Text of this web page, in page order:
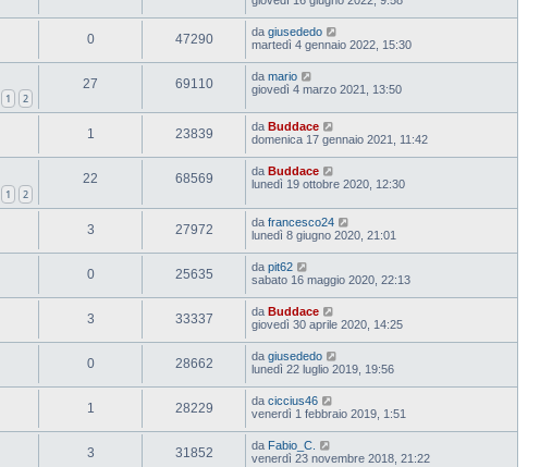
0 47290 da giusededo
martedì 4 gennaio 2022, 15:30
1 2
27 69110 da mario
giovedì 4 marzo 2021, 13:50
1 23839 da Buddace
domenica 17 gennaio 2021, 11:42
1 2
22 68569 da Buddace
lunedì 19 ottobre 2020, 12:30
3 27972 da francesco24
lunedì 8 giugno 2020, 21:01
0 25635 da pit62
sabato 16 maggio 2020, 22:13
3 33337 da Buddace
giovedì 30 aprile 2020, 14:25
0 28662 da giusededo
lunedì 22 luglio 2019, 19:56
1 28229 da ciccius46
venerdì 1 febbraio 2019, 1:51
3 31852 da Fabio_C.
venerdì 23 novembre 2018, 21:22